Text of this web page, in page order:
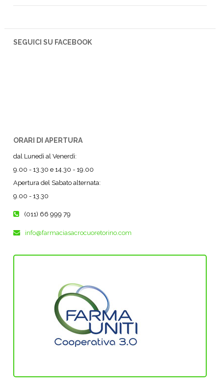
SEGUICI SU FACEBOOK
ORARI DI APERTURA
dal Lunedì al Venerdì:
9.00 - 13.30 e 14.30 - 19.00
Apertura del Sabato alternata:
9.00 - 13.30
(011) 66 999 79
info@farmaciasacrocuoretorino.com